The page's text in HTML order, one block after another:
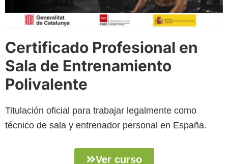
Certificado Profesional en
Sala de Entrenamiento
Polivalente
Titulación oficial para trabajar legalmente como
técnico de sala y entrenador personal en España.
Ver curso